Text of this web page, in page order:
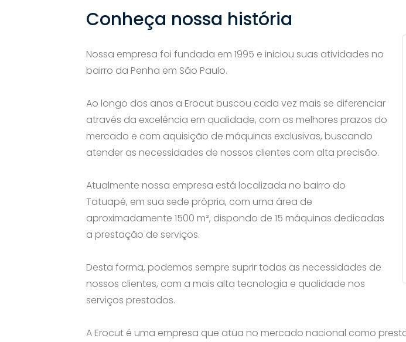
Conheça nossa história
Nossa empresa foi fundada em 1995 e iniciou suas atividades no
bairro da Penha em São Paulo.
Ao longo dos anos a Erocut buscou cada vez mais se diferenciar
através da excelência em qualidade, com os melhores prazos do
mercado e com aquisição de máquinas exclusivas, buscando
atender as necessidades de nossos clientes com alta precisão.
Atualmente nossa empresa está localizada no bairro do
Tatuapé, em sua sede própria, com uma área de
aproximadamente 1500 m², dispondo de 15 máquinas dedicadas
a prestação de serviços.
Desta forma, podemos sempre suprir todas as necessidades de
nossos clientes, com a mais alta tecnologia e qualidade nos
serviços prestados.
A Erocut é uma empresa que atua no mercado nacional como